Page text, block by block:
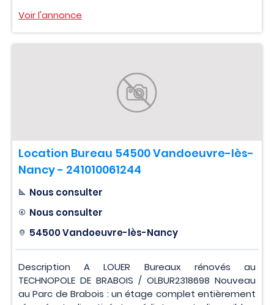
Voir l'annonce
Location Bureau 54500 Vandoeuvre-lès-
Nancy - 241010061244
Nous consulter
Nous consulter
54500 Vandoeuvre-lès-Nancy
Description A LOUER Bureaux rénovés au
TECHNOPOLE DE BRABOIS / OLBUR2318698 Nouveau
au Parc de Brabois : un étage complet entièrement